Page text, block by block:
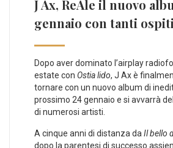
J Ax, ReAle il nuovo
gennaio con tanti ospiti
Dopo aver dominato l’airplay
estate con Ostia lido, J Ax è
tornare con un nuovo album di
prossimo 24 gennaio e si avvarrà
di numerosi artisti.
A cinque anni di distanza da Il bello
dopo la parentesi di successo